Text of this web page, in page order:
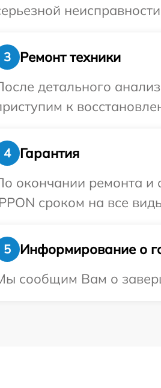
3
Ремонт техники
детального
к
4
Гарантия
окончании ремонта и
сроком на все
5
Информирование о
сообщим Вам о